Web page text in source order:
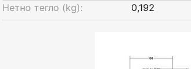
Нетно тегло (kg): 0,192